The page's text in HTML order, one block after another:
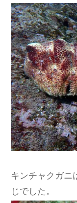
キンチャクガニ
じでした。